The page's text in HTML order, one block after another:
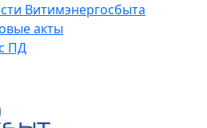
Витимэнергосбыта
акты
ПД